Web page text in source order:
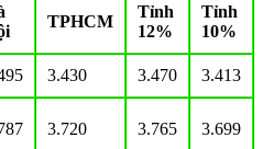
TPHCM
Tỉnh
12%
Tỉnh
10%
3.430 3.470 3.413
3.720 3.765 3.699